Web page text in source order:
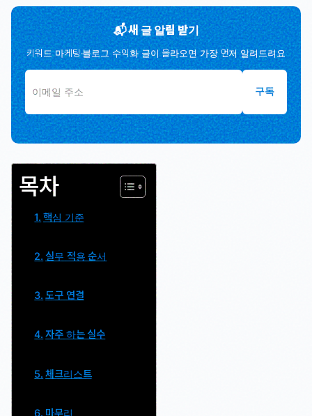
📬 새 글 알림 받기
키워드 마케팅·블로그 수익화 글이 올라오면 가장 먼저 알려드려요
구독
목차
핵심 기준
실무 적용 순서
도구 연결
자주 하는 실수
체크리스트
마무리